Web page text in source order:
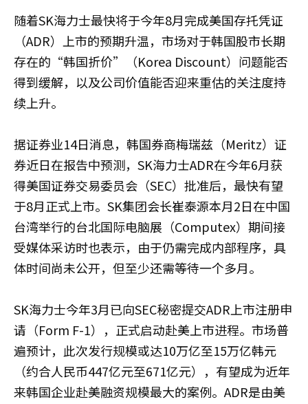
随着SK海力士最快将于今年8月完成美国存托凭证
（ADR）上市的预期升温，市场对于韩国股市长期
存在的“韩国折价”（Korea Discount）问题能否
得到缓解，以及公司价值能否迎来重估的关注度持
续上升。
据证券业14日消息，韩国券商梅瑞兹（Meritz）证
券近日在报告中预测，SK海力士ADR在今年6月获
得美国证券交易委员会（SEC）批准后，最快有望
于8月正式上市。SK集团会长崔泰源本月2日在中国
台湾举行的台北国际电脑展（Computex）期间接
受媒体采访时也表示，由于仍需完成内部程序，具
体时间尚未公开，但至少还需等待一个多月。
SK海力士今年3月已向SEC秘密提交ADR上市注册申
请（Form F-1），正式启动赴美上市进程。市场普
遍预计，此次发行规模或达10万亿至15万亿韩元
（约合人民币447亿元至671亿元），有望成为近年
来韩国企业赴美融资规模最大的案例。ADR是由美